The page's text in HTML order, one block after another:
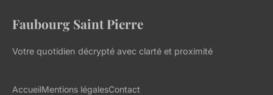
Faubourg Saint Pierre
Votre quotidien décrypté avec clarté et proximité
AccueilMentions légalesContact